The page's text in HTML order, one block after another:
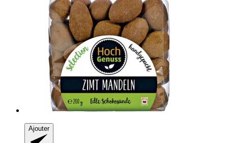
Ajouter